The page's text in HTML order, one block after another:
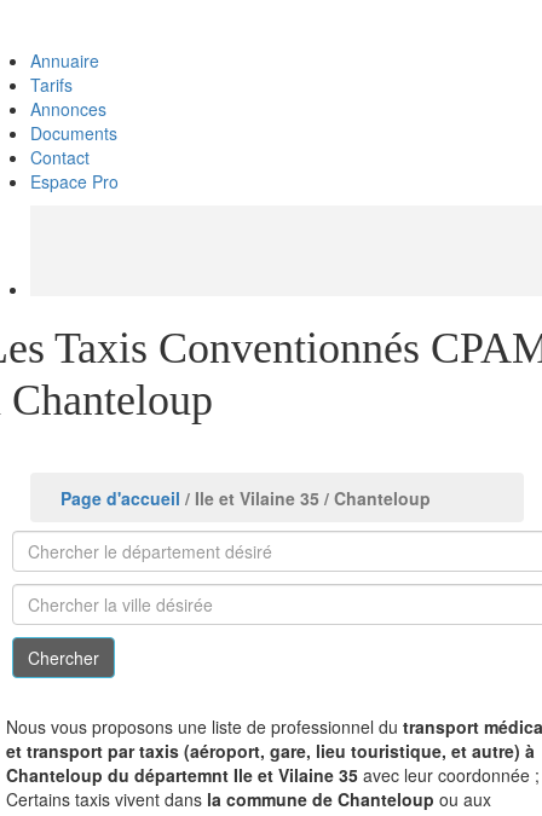
Annuaire
Tarifs
Annonces
Documents
Contact
Espace Pro
Taxis Conventionnés
Chanteloup
Page d'accueil / Ile et Vilaine 35 / Chanteloup
Nous vous proposons une liste de professionnel du transport
et transport par taxis (aéroport, gare, lieu touristique, et autre) à
Chanteloup du départemnt Ile et Vilaine 35 avec leur coordonnée ;
Certains taxis vivent dans la commune de Chanteloup ou aux